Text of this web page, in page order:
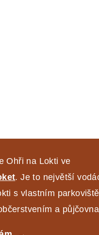
Ohři na Lokti ve
. Je to největší
s vlastním
a